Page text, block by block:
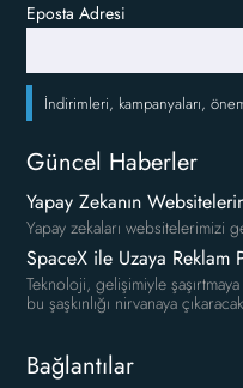
Eposta Adresi
İndirimleri, kampanyaları,
Güncel Haberler
Yapay Zekanın
Yapay zekaları websitelerimizi
SpaceX ile Uzaya Reklam
Teknoloji, gelişimiyle
bu şaşkınlığı nirvanaya
Bağlantılar